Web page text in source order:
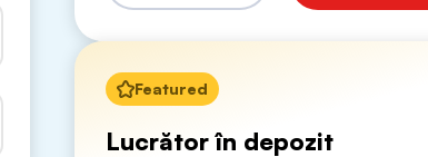
Featured
Lucrător în depozit